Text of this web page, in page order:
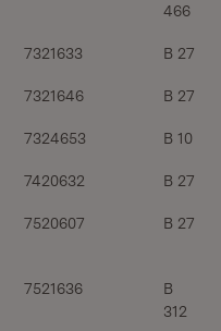
466
7321633 B 27
7321646 B 27
7324653 B 10
7420632 B 27
7520607 B 27
7521636
B
312